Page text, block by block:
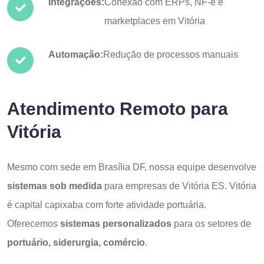
Integrações:Conexão com ERPs, NF-e e
marketplaces em Vitória
Automação:Redução de processos manuais
Atendimento Remoto para
Vitória
Mesmo com sede em Brasília DF, nossa equipe desenvolve
sistemas sob medida para empresas de Vitória ES. Vitória
é capital capixaba com forte atividade portuária.
Oferecemos sistemas personalizados para os setores de
portuário, siderurgia, comércio.